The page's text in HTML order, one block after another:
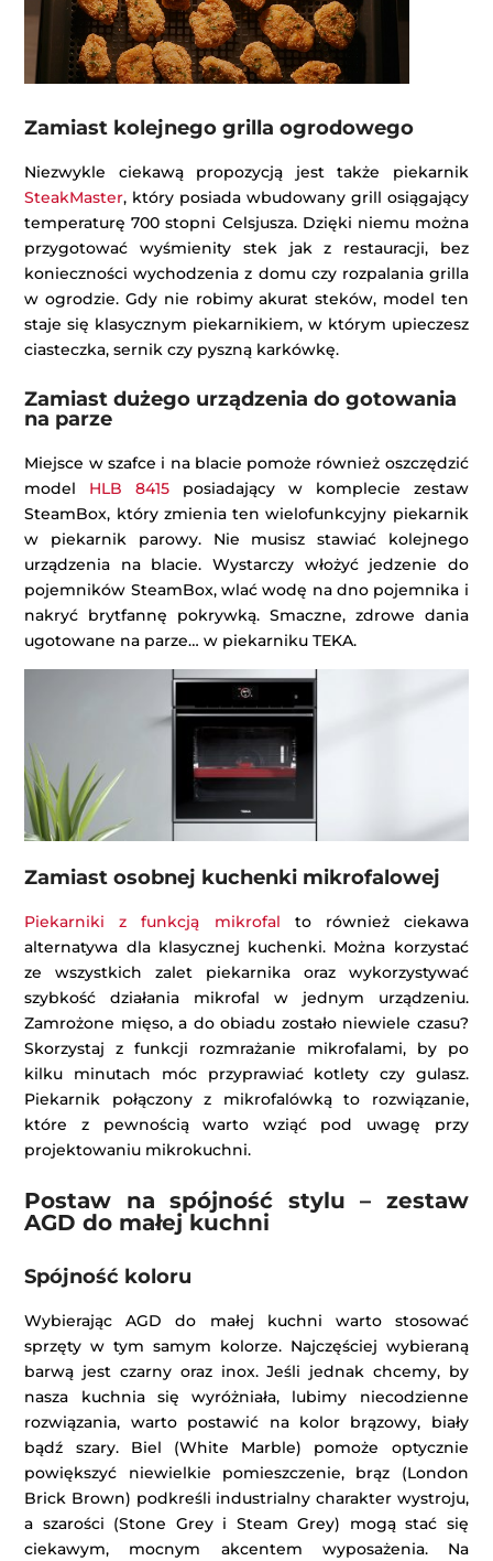
Zamiast kolejnego grilla ogrodowego
Niezwykle ciekawą propozycją jest także piekarnik
SteakMaster, który posiada wbudowany grill osiągający
temperaturę 700 stopni Celsjusza. Dzięki niemu można
przygotować wyśmienity stek jak z restauracji, bez
konieczności wychodzenia z domu czy rozpalania grilla
w ogrodzie. Gdy nie robimy akurat steków, model ten
staje się klasycznym piekarnikiem, w którym upieczesz
ciasteczka, sernik czy pyszną karkówkę.
Zamiast dużego urządzenia do gotowania
na parze
Miejsce w szafce i na blacie pomoże również oszczędzić
model HLB 8415 posiadający w komplecie zestaw
SteamBox, który zmienia ten wielofunkcyjny piekarnik
w piekarnik parowy. Nie musisz stawiać kolejnego
urządzenia na blacie. Wystarczy włożyć jedzenie do
pojemników SteamBox, wlać wodę na dno pojemnika i
nakryć brytfannę pokrywką. Smaczne, zdrowe dania
ugotowane na parze… w piekarniku TEKA.
Zamiast osobnej kuchenki mikrofalowej
Piekarniki z funkcją mikrofal to również ciekawa
alternatywa dla klasycznej kuchenki. Można korzystać
ze wszystkich zalet piekarnika oraz wykorzystywać
szybkość działania mikrofal w jednym urządzeniu.
Zamrożone mięso, a do obiadu zostało niewiele czasu?
Skorzystaj z funkcji rozmrażanie mikrofalami, by po
kilku minutach móc przyprawiać kotlety czy gulasz.
Piekarnik połączony z mikrofalówką to rozwiązanie,
które z pewnością warto wziąć pod uwagę przy
projektowaniu mikrokuchni.
Postaw na spójność stylu – zestaw
AGD do małej kuchni
Spójność koloru
Wybierając AGD do małej kuchni warto stosować
sprzęty w tym samym kolorze. Najczęściej wybieraną
barwą jest czarny oraz inox. Jeśli jednak chcemy, by
nasza kuchnia się wyróżniała, lubimy niecodzienne
rozwiązania, warto postawić na kolor brązowy, biały
bądź szary. Biel (White Marble) pomoże optycznie
powiększyć niewielkie pomieszczenie, brąz (London
Brick Brown) podkreśli industrialny charakter wystroju,
a szarości (Stone Grey i Steam Grey) mogą stać się
ciekawym, mocnym akcentem wyposażenia. Na